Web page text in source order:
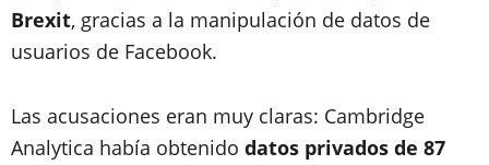
Brexit, gracias a la manipulación de datos de
usuarios de Facebook.
Las acusaciones eran muy claras: Cambridge
Analytica había obtenido datos privados de 87